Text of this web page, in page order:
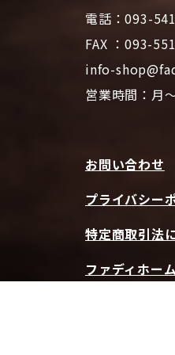
電話：093-
FAX ：093-
info-
営業時間：
お問い合わせ
プライバシー
特定商取引法
ファディホー